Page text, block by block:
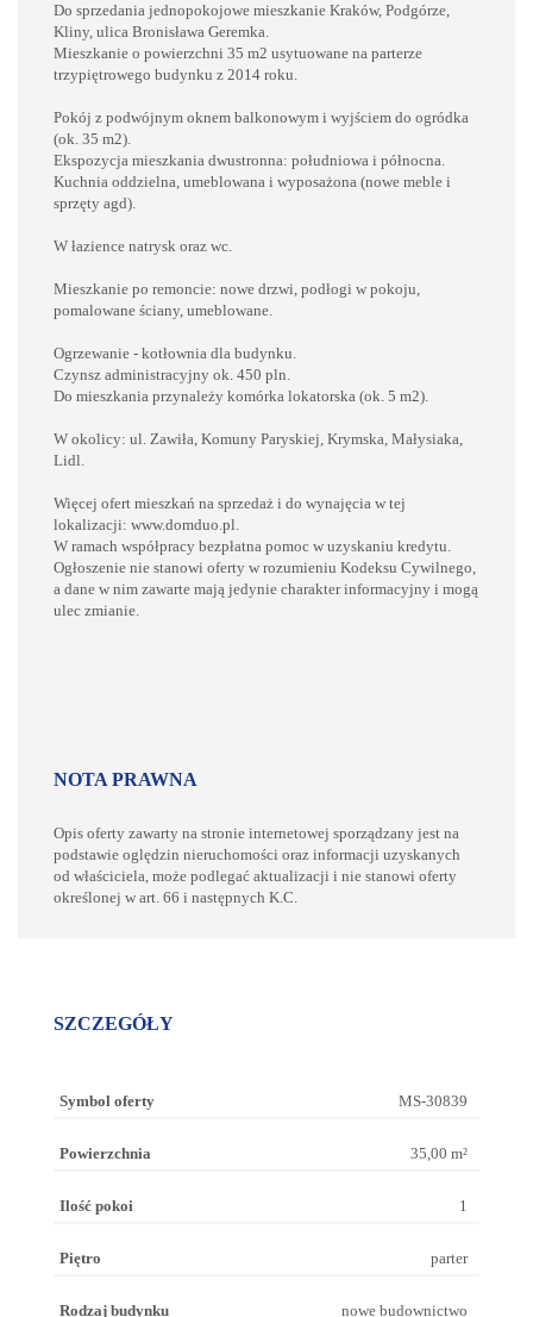
Do sprzedania jednopokojowe mieszkanie Kraków, Podgórze,
Kliny, ulica Bronisława Geremka.
Mieszkanie o powierzchni 35 m2 usytuowane na parterze
trzypiętrowego budynku z 2014 roku.
Pokój z podwójnym oknem balkonowym i wyjściem do ogródka
(ok. 35 m2).
Ekspozycja mieszkania dwustronna: południowa i północna.
Kuchnia oddzielna, umeblowana i wyposażona (nowe meble i
sprzęty agd).
W łazience natrysk oraz wc.
Mieszkanie po remoncie: nowe drzwi, podłogi w pokoju,
pomalowane ściany, umeblowane.
Ogrzewanie - kotłownia dla budynku.
Czynsz administracyjny ok. 450 pln.
Do mieszkania przynależy komórka lokatorska (ok. 5 m2).
W okolicy: ul. Zawiła, Komuny Paryskiej, Krymska, Małysiaka,
Lidl.
Więcej ofert mieszkań na sprzedaż i do wynajęcia w tej
lokalizacji: www.domduo.pl.
W ramach współpracy bezpłatna pomoc w uzyskaniu kredytu.
Ogłoszenie nie stanowi oferty w rozumieniu Kodeksu Cywilnego,
a dane w nim zawarte mają jedynie charakter informacyjny i mogą
ulec zmianie.
NOTA PRAWNA
Opis oferty zawarty na stronie internetowej sporządzany jest na
podstawie oględzin nieruchomości oraz informacji uzyskanych
od właściciela, może podlegać aktualizacji i nie stanowi oferty
określonej w art. 66 i następnych K.C.
SZCZEGÓŁY
Symbol oferty MS-30839
Powierzchnia 35,00 m²
Ilość pokoi 1
Piętro parter
Rodzaj budynku nowe budownictwo